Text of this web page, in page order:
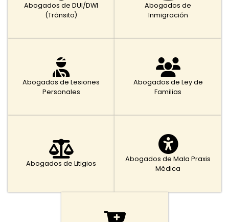
Abogados de DUI/DWI
(Tránsito)
Abogados de
Inmigración
Abogados de Lesiones
Personales
Abogados de Ley de
Familias
Abogados de Litigios
Abogados de Mala Praxis
Médica